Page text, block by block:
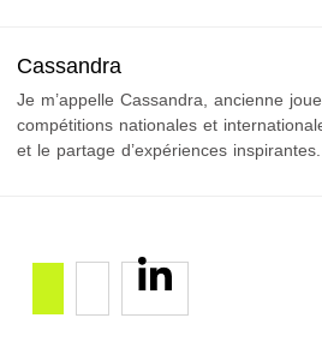
Cassandra
Je m’appelle Cassandra, ancienne
compétitions nationales et
et le partage d’expériences inspirantes.